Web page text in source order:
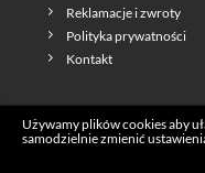
Reklamacje i zwroty
Polityka prywatności
Kontakt
Używamy plików cookies aby
samodzielnie zmienić